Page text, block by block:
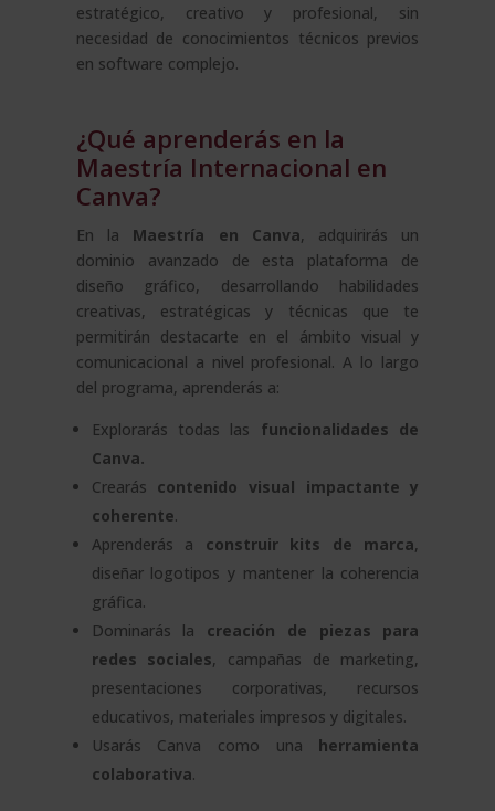
estratégico, creativo y profesional, sin
necesidad de conocimientos técnicos previos
en software complejo.
¿Qué aprenderás en la
Maestría Internacional en
Canva?
En la Maestría en Canva, adquirirás un
dominio avanzado de esta plataforma de
diseño gráfico, desarrollando habilidades
creativas, estratégicas y técnicas que te
permitirán destacarte en el ámbito visual y
comunicacional a nivel profesional. A lo largo
del programa, aprenderás a:
Explorarás todas las funcionalidades de
Canva.
Crearás contenido visual impactante y
coherente.
Aprenderás a construir kits de marca,
diseñar logotipos y mantener la coherencia
gráfica.
Dominarás la creación de piezas para
redes sociales, campañas de marketing,
presentaciones corporativas, recursos
educativos, materiales impresos y digitales.
Usarás Canva como una herramienta
colaborativa.